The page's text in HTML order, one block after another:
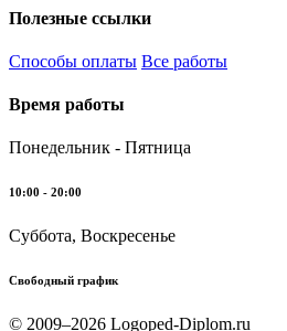
Полезные ссылки
Способы оплаты Все работы
Время работы
Понедельник - Пятница
10:00 - 20:00
Суббота, Воскресенье
Свободный график
© 2009–2026 Logoped-Diplom.ru